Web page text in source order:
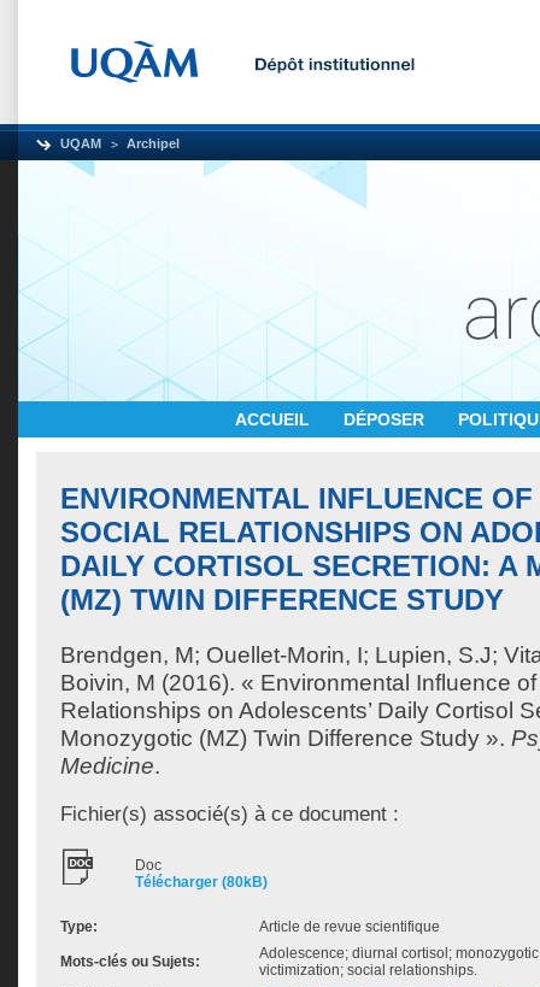
UQAM Archipel
ACCUEIL DÉPOSER
ENVIRONMENTAL INFLUENCE
SOCIAL RELATIONSHIPS ON
DAILY CORTISOL SECRETION: A
(MZ) TWIN DIFFERENCE STUDY
Brendgen, M; Ouellet-Morin, I; Lupien, S.J;
Boivin, M (2016). « Environmental Influence
Relationships on Adolescents’ Daily Cortisol
Monozygotic (MZ) Twin Difference Study ».
Medicine.
Fichier(s) associé(s) à ce document :
Doc
Télécharger (80kB)
Type: Article de revue scientifique
Mots-clés ou Sujets:
Adolescence; diurnal cortisol;
victimization; social relationships.